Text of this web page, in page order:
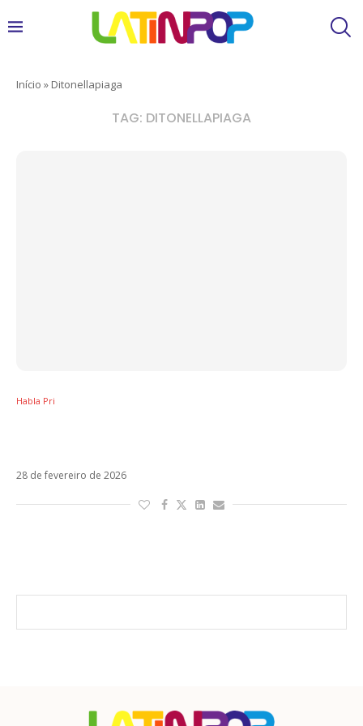
Início » Ditonellapiaga
TAG: DITONELLAPIAGA
Habla Pri
28 de fevereiro de 2026